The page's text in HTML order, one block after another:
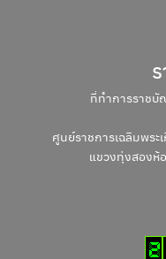
ที่ทำการราช
ศูนย์ราชการเฉลิมพร
แขวงทุ่งสองห้